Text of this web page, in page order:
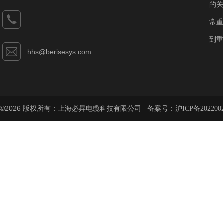
hhs@berisesys.com
的
常
到
©2026 版权所有：上海必昇电缆科技有限公司 备案号： 沪ICP备